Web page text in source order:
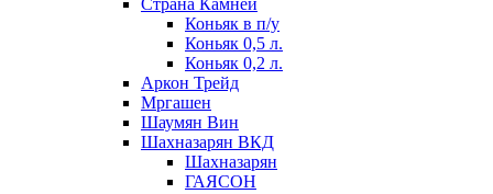
Страна Камней
Коньяк в п/у
Коньяк 0,5 л.
Коньяк 0,2 л.
Аркон Трейд
Мргашен
Шаумян Вин
Шахназарян ВКД
Шахназарян
ГАЯСОН